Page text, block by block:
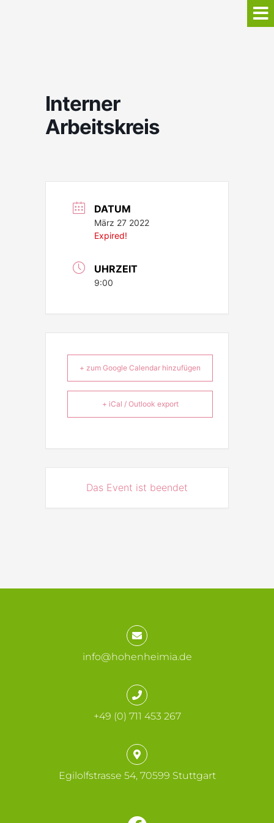
Interner
Arbeitskreis
DATUM
März 27 2022
Expired!
UHRZEIT
9:00
+ zum Google Calendar hinzufügen
+ iCal / Outlook export
Das Event ist beendet
info@hohenheimia.de
+49 (0) 711 453 267
Egilolfstrasse 54, 70599 Stuttgart